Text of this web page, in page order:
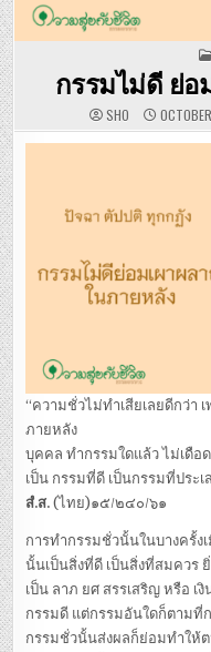
กรรมไม่ดี ย่อ
SHO
“ความชั่วไม่ทำเสียเลยดีกว่า
ภายหลัง
บุคคล ทำกรรมใดแล้ว ไม่เดื
เป็น กรรมที่ดี เป็นกรรมที่ประเ
สํ.ส. (ไทย)๑๕/๒๔๐/๖๑
การทำกรรมชั่วนั้นในบางครั้ง
นั้นเป็นสิ่งที่ดี เป็นสิ่งที่สมควร
เป็น ลาภ ยศ สรรเสริญ หรือ
กรรมดี แต่กรรมอันใดก็ตามที่
กรรมชั่วนั้นส่งผลก็ย่อมทำให้